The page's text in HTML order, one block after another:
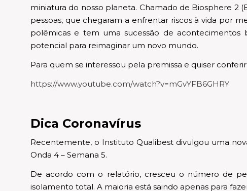
miniatura do nosso planeta. Chamado de Biosphere 2
pessoas, que chegaram a enfrentar riscos à vida por
polêmicas e tem uma sucessão de
potencial para reimaginar um novo mundo.
Para quem se interessou pela premissa e quiser
https://www.youtube.com/watch?v=mGvYFB6GHRY
Dica Coronavírus
Recentemente, o Instituto Qualibest divulgou uma
Onda 4 – Semana 5.
De acordo com o relatório, cresceu o número de
isolamento total. A maioria está saindo apenas para